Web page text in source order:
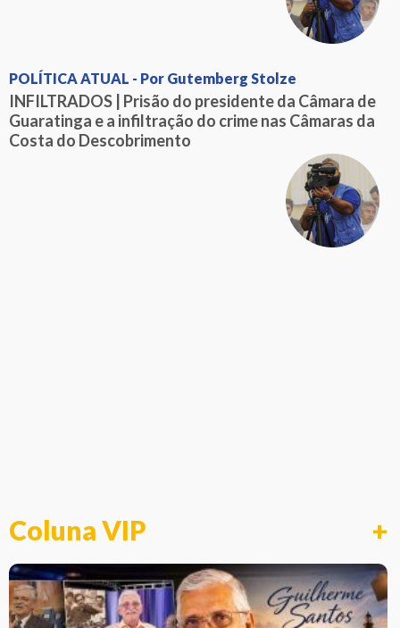
POLÍTICA ATUAL - Por Gutemberg Stolze
INFILTRADOS | Prisão do presidente da Câmara de
Guaratinga e a infiltração do crime nas Câmaras da
Costa do Descobrimento
Coluna VIP +